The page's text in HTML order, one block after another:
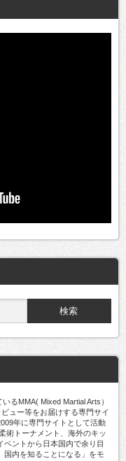
るMMA( Mixed Martial Arts）
ュー等をお届けする専門サイ
年に専門サイトとして活動
術トーナメント、海外のキッ
ントから日本国内で余り目
国内を知ることになる」をモ